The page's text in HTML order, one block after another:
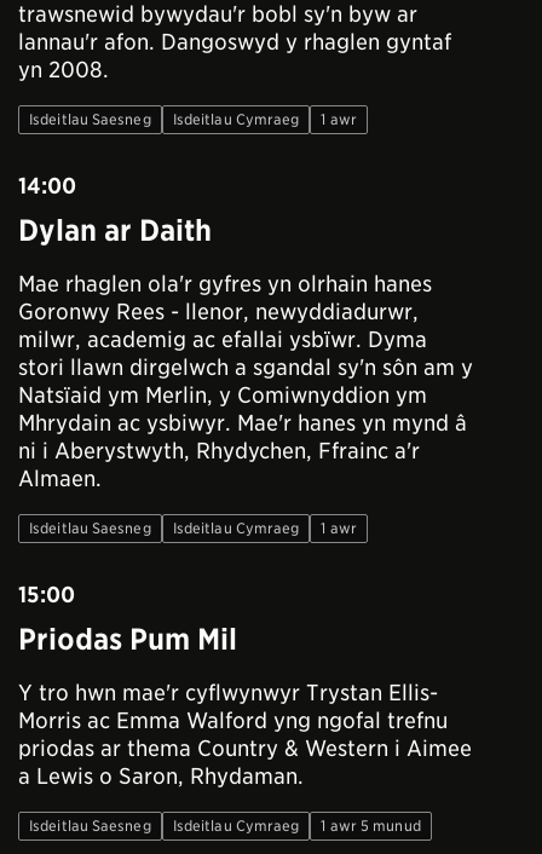
trawsnewid bywydau'r bobl sy'n byw ar
lannau'r afon. Dangoswyd y rhaglen gyntaf
yn 2008.
Isdeitlau Saesneg Isdeitlau Cymraeg 1 awr
14:00
Dylan ar Daith
Mae rhaglen ola'r gyfres yn olrhain hanes
Goronwy Rees - llenor, newyddiadurwr,
milwr, academig ac efallai ysbïwr. Dyma
stori llawn dirgelwch a sgandal sy'n sôn am y
Natsïaid ym Merlin, y Comiwnyddion ym
Mhrydain ac ysbiwyr. Mae'r hanes yn mynd â
ni i Aberystwyth, Rhydychen, Ffrainc a'r
Almaen.
Isdeitlau Saesneg Isdeitlau Cymraeg 1 awr
15:00
Priodas Pum Mil
Y tro hwn mae'r cyflwynwyr Trystan Ellis-
Morris ac Emma Walford yng ngofal trefnu
priodas ar thema Country & Western i Aimee
a Lewis o Saron, Rhydaman.
Isdeitlau Saesneg Isdeitlau Cymraeg 1 awr 5 munud